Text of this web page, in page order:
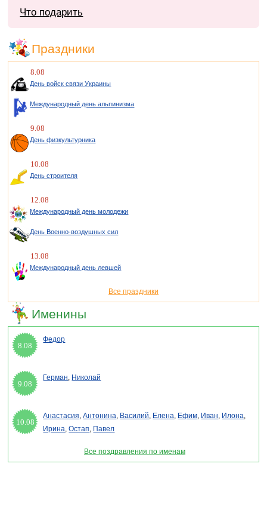
Что подарить
Праздники
8.08
День войск связи Украины
Международный день альпинизма
9.08
День физкультурника
10.08
День строителя
12.08
Международный день молодежи
День Военно-воздушных сил
13.08
Международный день левшей
Все праздники
Именины
8.08
Федор
9.08
Герман, Николай
10.08
Анастасия,Антонина, Василий, Елена, Ефим, Иван, Илона,
Ирина,Остап, Павел
Все поздравления по именам